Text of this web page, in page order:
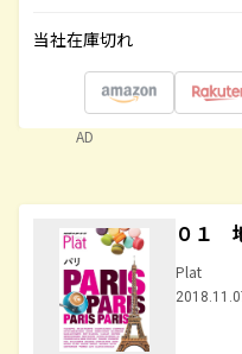
当社在庫切れ
AD
０１
Plat